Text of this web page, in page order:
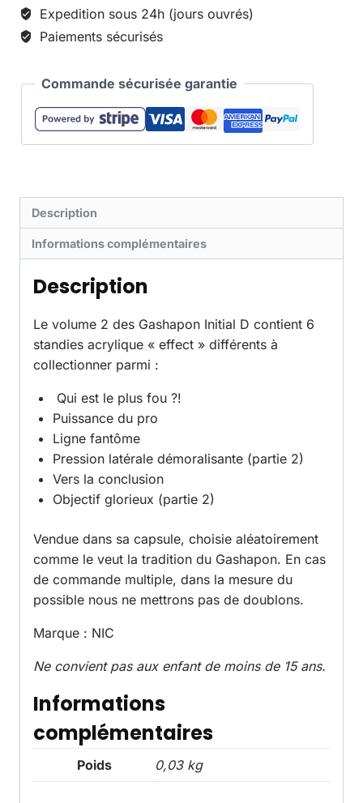
Expedition sous 24h (jours ouvrés)
Paiements sécurisés
Commande sécurisée garantie
Description
Informations complémentaires
Description
Le volume 2 des Gashapon Initial D contient 6
standies acrylique « effect » différents à
collectionner parmi :
Qui est le plus fou ?!
Puissance du pro
Ligne fantôme
Pression latérale démoralisante (partie 2)
Vers la conclusion
Objectif glorieux (partie 2)
Vendue dans sa capsule, choisie aléatoirement
comme le veut la tradition du Gashapon. En cas
de commande multiple, dans la mesure du
possible nous ne mettrons pas de doublons.
Marque : NIC
Ne convient pas aux enfant de moins de 15 ans.
Informations
complémentaires
Poids 0,03 kg